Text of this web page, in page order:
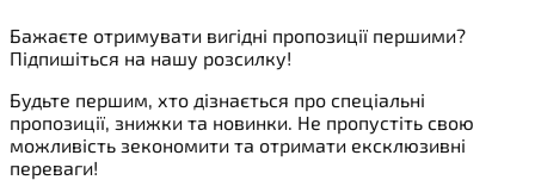
Бажаєте отримувати вигідні пропозиції першими?
Підпишіться на нашу розсилку!
Будьте першим, хто дізнається про спеціальні
пропозиції, знижки та новинки. Не пропустіть свою
можливість зекономити та отримати ексклюзивні
переваги!